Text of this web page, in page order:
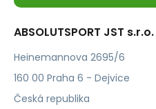
ABSOLUTSPORT JST s.r.o.
Heinemannova 2695/6
160 00 Praha 6 - Dejvice
Česká republika